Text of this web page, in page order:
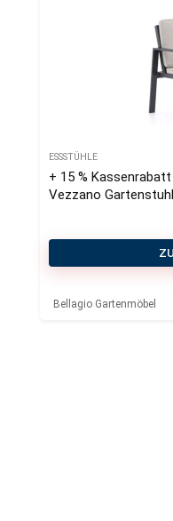
ESSSTÜHLE
+ 15 %
Vezzano Gartenstuhl
Bellagio Gartenmöbel